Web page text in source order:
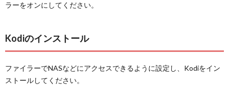
ラーをオンにしてください。
Kodiのインストール
ファイラーでNASなどにアクセスできるように設定し、Kodiをイン
ストールしてください。